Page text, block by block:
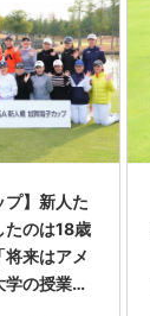
プ】新人た
たのは18歳
来はアメ
学の授業に